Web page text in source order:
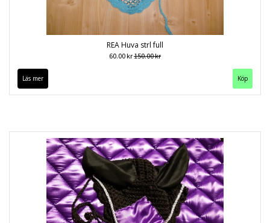
REA Huva strl full
60.00 kr150.00 kr
Läs mer